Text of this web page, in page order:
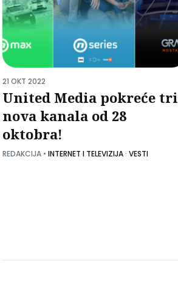
21 OKT 2022
United Media pokreće tri
nova kanala od 28
oktobra!
REDAKCIJA • INTERNET I TELEVIZIJA· VESTI